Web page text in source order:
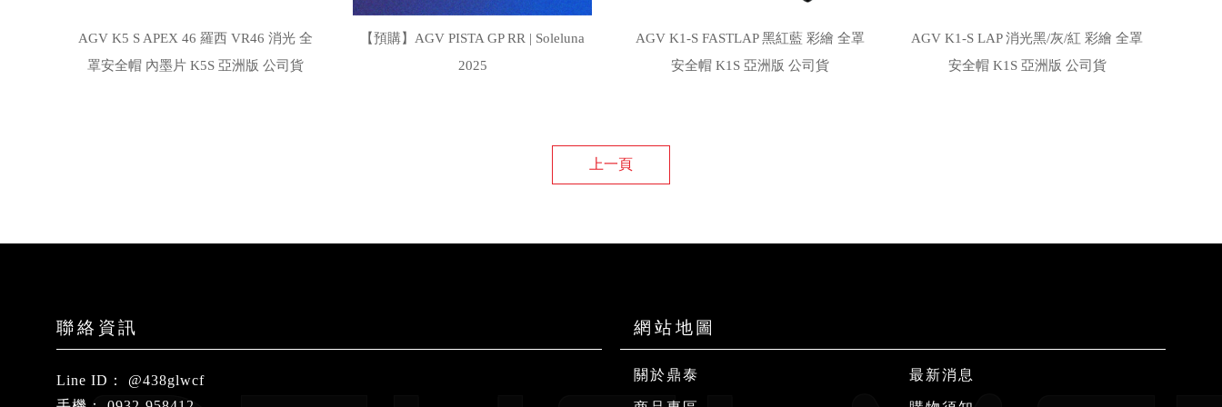
AGV K5 S APEX 46 羅西 VR46 消光 全
罩安全帽 內墨片 K5S 亞洲版 公司貨
【預購】AGV PISTA GP RR | Soleluna
2025
AGV K1-S FASTLAP 黑紅藍 彩繪 全罩
安全帽 K1S 亞洲版 公司貨
AGV K1-S LAP 消光黑/灰/紅 彩繪 全罩
安全帽 K1S 亞洲版 公司貨
上一頁
@438glwcf
關於鼎泰 最新消息